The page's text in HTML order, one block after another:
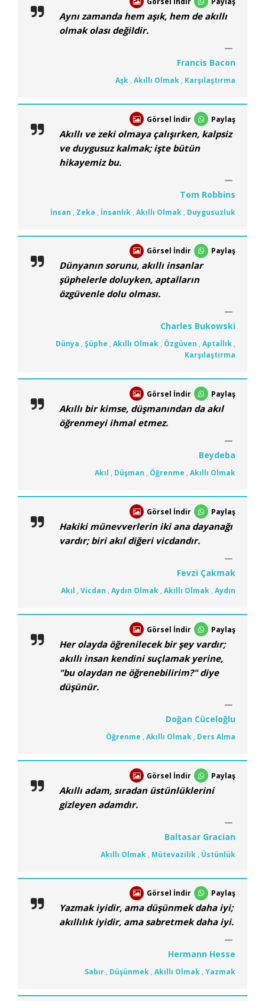
Aynı zamanda hem aşık, hem de akıllı
olmak olası değildir.
Francis Bacon
Aşk , Akıllı Olmak , Karşılaştırma
Görsel İndir Paylaş
Akıllı ve zeki olmaya çalışırken, kalpsiz
ve duygusuz kalmak; işte bütün
hikayemiz bu.
Tom Robbins
İnsan , Zeka , İnsanlık , Akıllı Olmak , Duygusuzluk
Görsel İndir Paylaş
Dünyanın sorunu, akıllı insanlar
şüphelerle doluyken, aptalların
özgüvenle dolu olması.
Charles Bukowski
Dünya , Şüphe , Akıllı Olmak , Özgüven , Aptallık ,
Karşılaştırma
Görsel İndir Paylaş
Akıllı bir kimse, düşmanından da akıl
öğrenmeyi ihmal etmez.
Beydeba
Akıl , Düşman , Öğrenme , Akıllı Olmak
Görsel İndir Paylaş
Hakiki münevverlerin iki ana dayanağı
vardır; biri akıl diğeri vicdandır.
Fevzi Çakmak
Akıl , Vicdan , Aydın Olmak , Akıllı Olmak , Aydın
Görsel İndir Paylaş
Her olayda öğrenilecek bir şey vardır;
akıllı insan kendini suçlamak yerine,
"bu olaydan ne öğrenebilirim?" diye
düşünür.
Doğan Cüceloğlu
Öğrenme , Akıllı Olmak , Ders Alma
Görsel İndir Paylaş
Akıllı adam, sıradan üstünlüklerini
gizleyen adamdır.
Baltasar Gracian
Akıllı Olmak , Mütevazilik , Üstünlük
Görsel İndir Paylaş
Yazmak iyidir, ama düşünmek daha iyi;
akıllılık iyidir, ama sabretmek daha iyi.
Hermann Hesse
Sabır , Düşünmek , Akıllı Olmak , Yazmak